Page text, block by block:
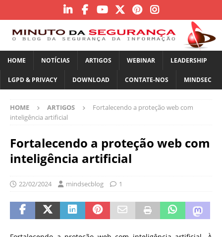
HOME NOTÍCIAS ARTIGOS WEBINAR LEADERSHIP
LGPD & PRIVACY DOWNLOAD CONTATE-NOS MINDSEC
HOME ARTIGOS
Fortalecendo a proteção web com
inteligência artificial
Fortalecendo a proteção web com
inteligência artificial
22/02/2024 mindsecblog 1